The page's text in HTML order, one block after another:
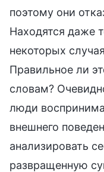
поэтому они
Находятся даже
некоторых
Правильное ли
словам?
люди
внешнего
анализировать
развращенную